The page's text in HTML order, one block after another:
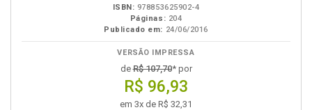
ISBN: 978853625902-4
Páginas: 204
Publicado em: 24/06/2016
VERSÃO IMPRESSA
deR$ 107,70* por
R$ 96,93
em 3x de R$ 32,31